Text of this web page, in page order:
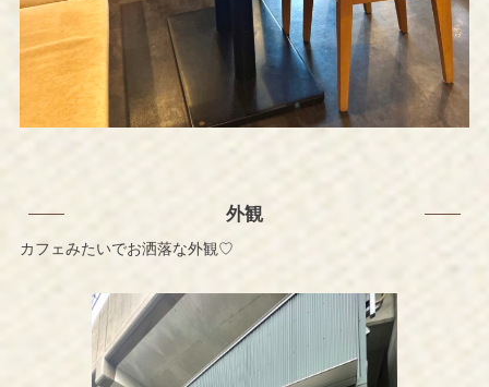
外観
カフェみたいでお洒落な外観♡